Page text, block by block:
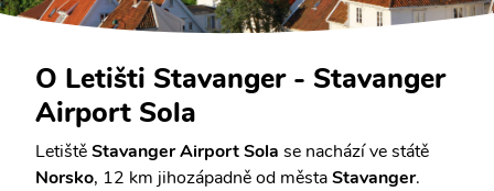
O Letišti Stavanger - Stavanger
Airport Sola
LetištěStavanger Airport Sola se nachází ve státě
Norsko, 12 km jihozápadně od městaStavanger.